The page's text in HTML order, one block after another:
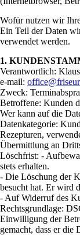
Wofür nutzen wir
Ein Teil der Daten
verwendet werden.
1.
Verantwortlich:
e-mail:
Zweck:
Betroffene: Kunden
Wer kann auf die
Datenkategorie:
Rezepturen,
Übermittlung an
Löschfrist: -
stets erhalten.
- Die Löschung der
besucht hat. Er wird
- Auf Widerruf des
Rechtsgrundlage:
Einwilligung der
gemacht, dass er die